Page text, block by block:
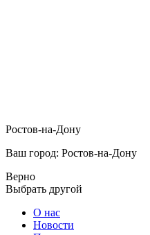
Ростов-на-Дону
Ваш город: Ростов-на-Дону
Верно
Выбрать другой
О нас
Новости